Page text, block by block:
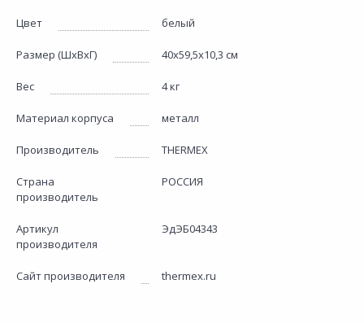
Цвет белый
Размер (ШхВхГ) 40x59,5x10,3 см
Вес 4 кг
Материал корпуса металл
Производитель THERMEX
Страна
производитель
РОССИЯ
Артикул
производителя
ЭдЭБ04343
Сайт производителя thermex.ru